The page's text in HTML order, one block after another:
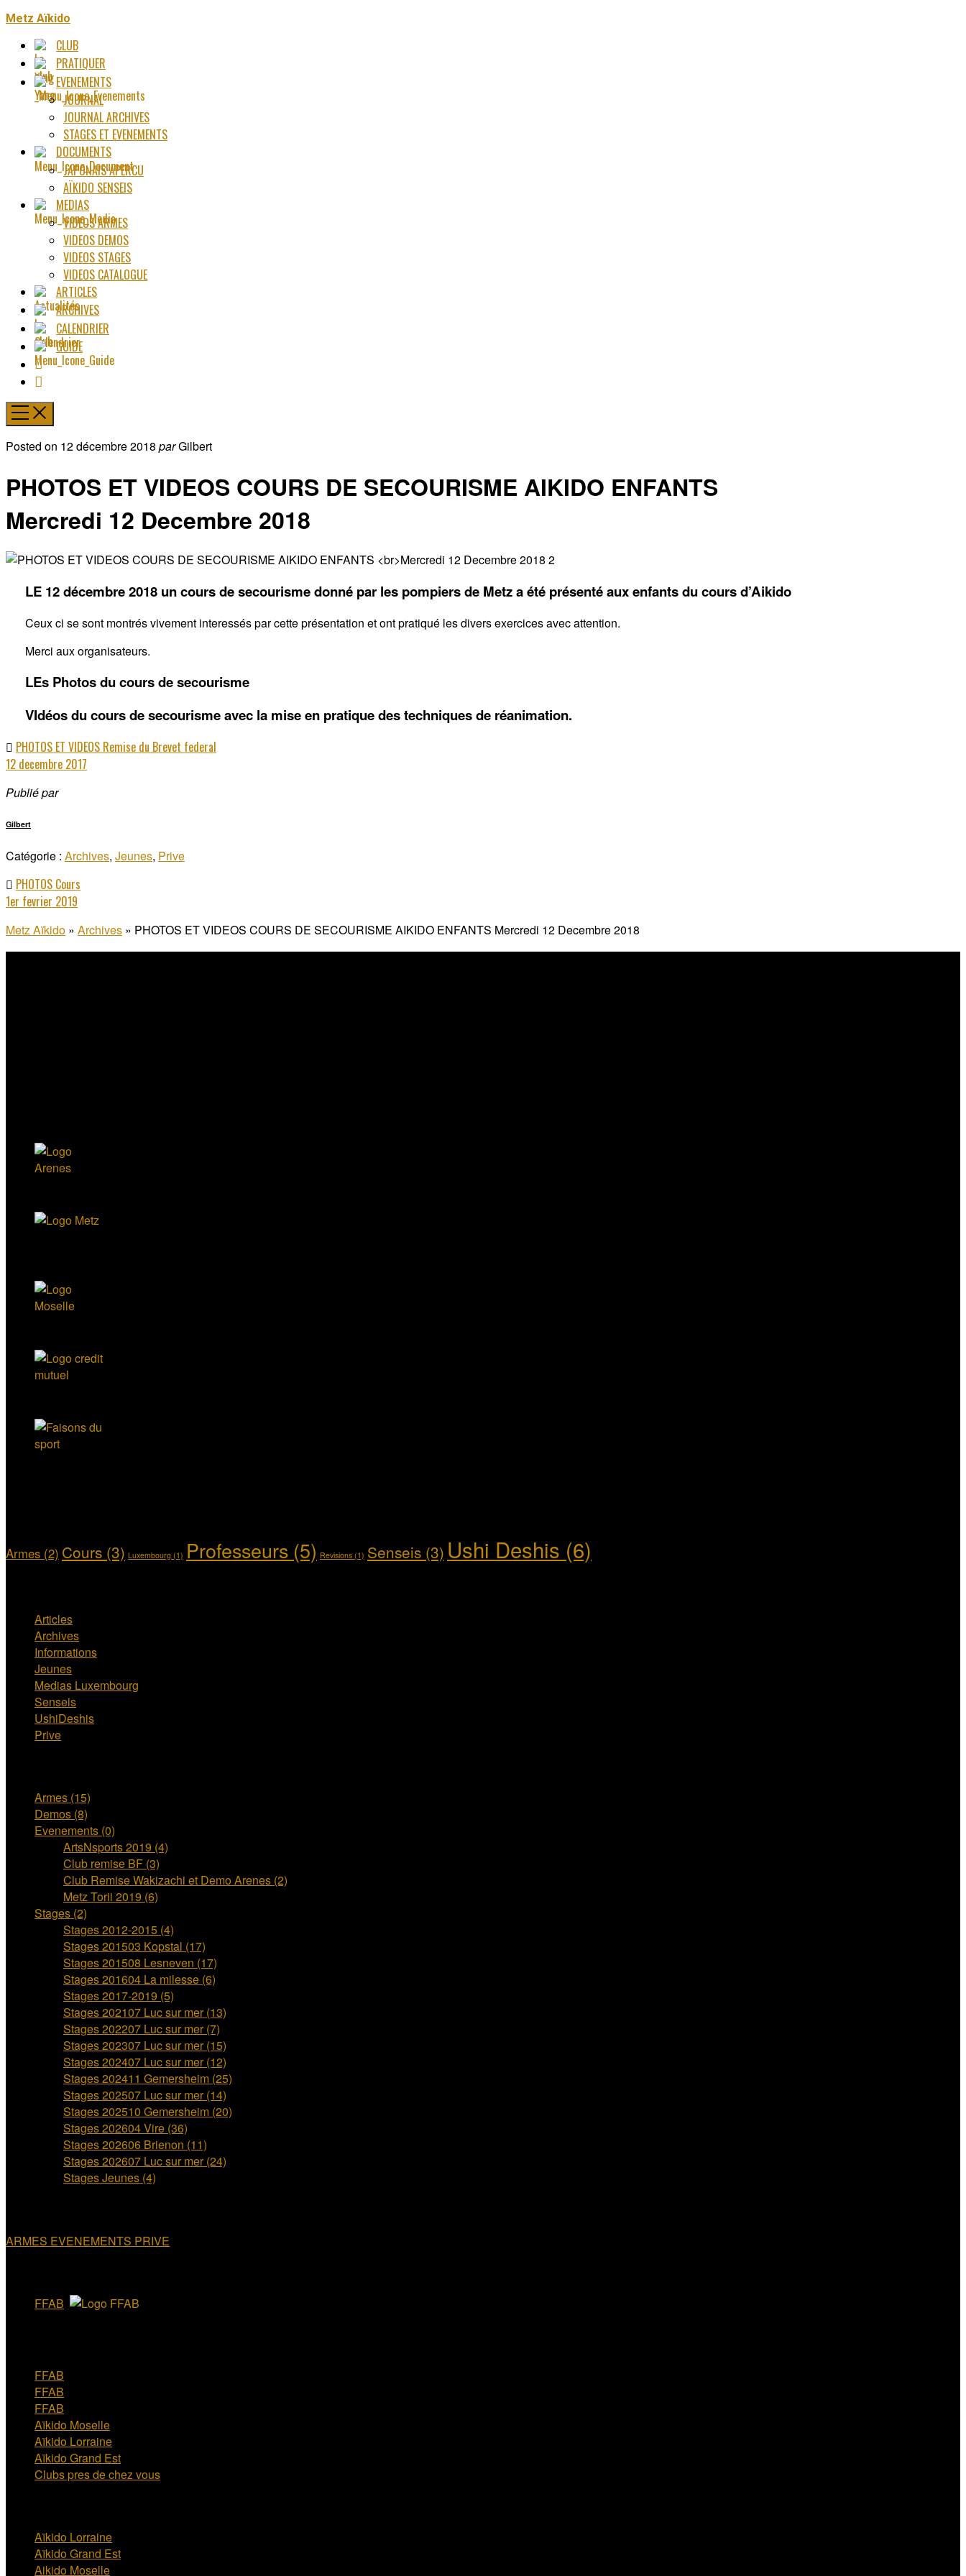
Metz Aïkido
CLUB
PRATIQUER
EVENEMENTS
JOURNAL
JOURNAL ARCHIVES
STAGES ET EVENEMENTS
DOCUMENTS
JAPONAIS APERCU
AÏKIDO SENSEIS
MEDIAS
VIDEOS ARMES
VIDEOS DEMOS
VIDEOS STAGES
VIDEOS CATALOGUE
ARTICLES
ARCHIVES
CALENDRIER
GUIDE
Posted on 12 décembre 2018 parGilbert
PHOTOS ET VIDEOS COURS DE SECOURISME AIKIDO ENFANTS
Mercredi 12 Decembre 2018​
LE 12 décembre 2018 un cours de secourisme donné par les pompiers de Metz a été présenté aux enfants du cours d’Aikido
Ceux ci se sont montrés vivement interessés par cette présentation et ont pratiqué les divers exercices avec attention.
Merci aux organisateurs.
LEs Photos du cours de secourisme
VIdéos du cours de secourisme avec la mise en pratique des techniques de réanimation.
PHOTOS ET VIDEOS Remise du Brevet federal
12 decembre 2017
Publié par
Gilbert
Catégorie : Archives, Jeunes, Prive
PHOTOS Cours
1er fevrier 2019
Metz Aïkido » Archives » PHOTOS ET VIDEOS COURS DE SECOURISME AIKIDO ENFANTS Mercredi 12 Decembre 2018​
Armes (2) Cours (3) Luxembourg (1) Professeurs (5) Revisions (1) Senseis (3) Ushi Deshis (6)
Articles
Archives
Informations
Jeunes
Medias Luxembourg
Senseis
UshiDeshis
Prive
Armes (15)
Demos (8)
Evenements (0)
ArtsNsports 2019 (4)
Club remise BF (3)
Club Remise Wakizachi et Demo Arenes (2)
Metz Torii 2019 (6)
Stages (2)
Stages 2012-2015 (4)
Stages 201503 Kopstal (17)
Stages 201508 Lesneven (17)
Stages 201604 La milesse (6)
Stages 2017-2019 (5)
Stages 202107 Luc sur mer (13)
Stages 202207 Luc sur mer (7)
Stages 202307 Luc sur mer (15)
Stages 202407 Luc sur mer (12)
Stages 202411 Gemersheim (25)
Stages 202507 Luc sur mer (14)
Stages 202510 Gemersheim (20)
Stages 202604 Vire (36)
Stages 202606 Brienon (11)
Stages 202607 Luc sur mer (24)
Stages Jeunes (4)
ARMES EVENEMENTS PRIVE
‎FFAB
FFAB
FFAB
FFAB
Aïkido Moselle
Aïkido Lorraine
Aïkido Grand Est
Clubs pres de chez vous
Aïkido Lorraine
Aïkido Grand Est
Aikido Moselle